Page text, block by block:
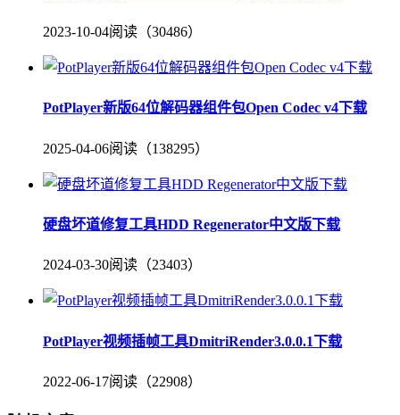
2023-10-04阅读（30486）
PotPlayer新版64位解码器组件包Open Codec v4下载
2025-04-06阅读（138295）
硬盘坏道修复工具HDD Regenerator中文版下载
2024-03-30阅读（23403）
PotPlayer视频插帧工具DmitriRender3.0.0.1下载
2022-06-17阅读（22908）